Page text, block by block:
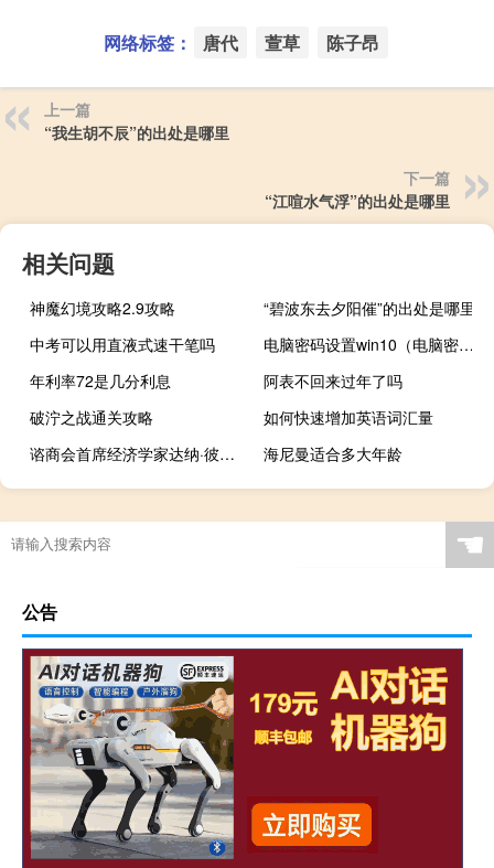
网络标签： 唐代 萱草 陈子昂
上一篇
“我生胡不辰”的出处是哪里
下一篇
“江喧水气浮”的出处是哪里
相关问题
神魔幻境攻略2.9攻略
“碧波东去夕阳催”的出处是哪里
中考可以用直液式速干笔吗
电脑密码设置win10（电脑密码设置）
年利率72是几分利息
阿表不回来过年了吗
破泞之战通关攻略
如何快速增加英语词汇量
谘商会首席经济学家达纳·彼得森：由于对就业状况的乐观情绪消退8月份对当前形势的评估有所下降认为就业机会“充足”的消费者减少认为就业机会“难以获得”的消费者增加
海尼曼适合多大年龄
☚
公告